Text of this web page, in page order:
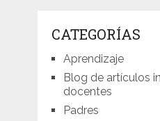
CATEGORÍAS
Aprendizaje
Blog de artículos
docentes
Padres